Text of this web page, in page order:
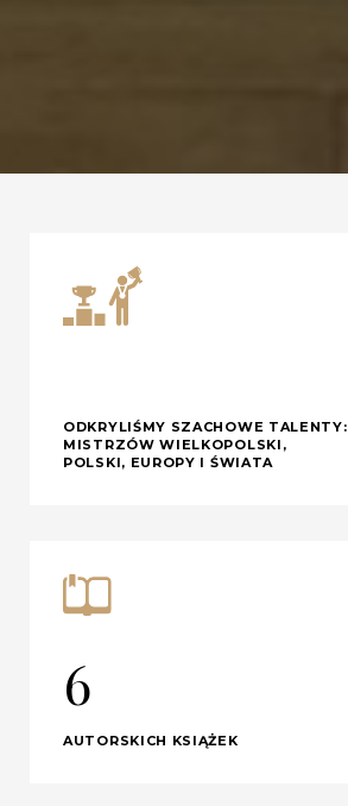
ODKRYLIŚMY SZACHOWE TALENTY:
MISTRZÓW WIELKOPOLSKI,
POLSKI, EUROPY I ŚWIATA
6
AUTORSKICH KSIĄŻEK